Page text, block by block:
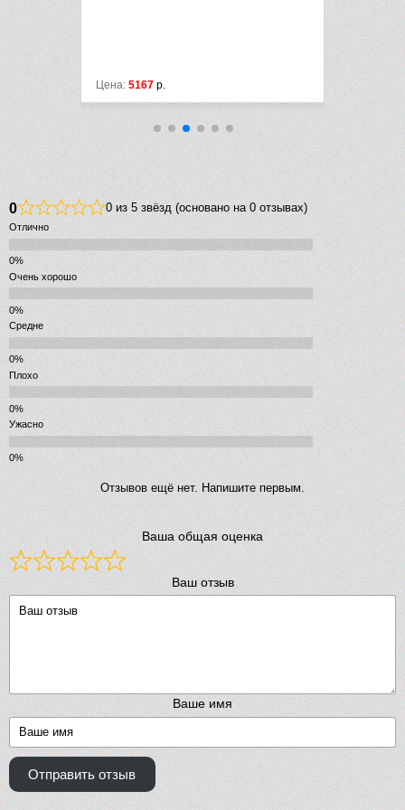
Цена: 5167 р.
0 0 из 5 звёзд (основано на 0 отзывах)
Отлично
Очень хорошо
Средне
Плохо
Ужасно
Отзывов ещё нет. Напишите первым.
Ваша общая оценка
Ваш отзыв
Ваше имя
Отправить отзыв